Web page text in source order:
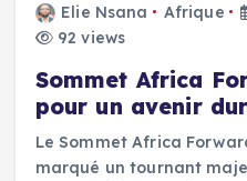
Elie Nsana Afrique
92 views
Sommet Africa
pour un avenir
Le Sommet Africa
marqué un tournant